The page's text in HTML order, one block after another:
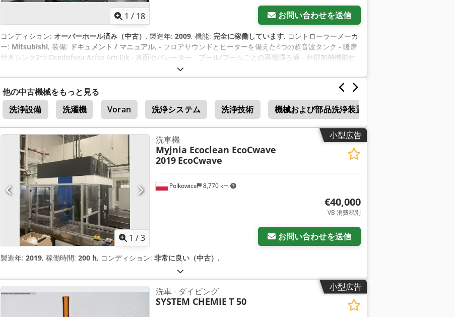
1 / 18 お問い合わせを送信
コンディション: オーバーホール済み（中古） , 製造年: 2009, 機能: 完全に稼働しています, コントローラーメーカ
ー: Mitsubishi, 装備: ドキュメント / マニュアル, - フロアサウンドとヒーターを備えた4つの超音波タンク - 暖房
付きシンク2つ Dcedpfsvu Acfsx Am Ejk - 表面セパレーター - プール/プールごとの再循環ろ過 - 外部加熱機能付
きの追加タンク - カーボンカートリッジを使用した脱イオン水接続 - 真空乾燥機 1台（予備ポンプ付） - 商品キャ
リアを自動的に移動させる搬送システム - 個々の輸送バスケットに対応する 12 個の物品キャリア - PLC制御三菱
他の中古機械をもっと見る
洗浄設備
洗濯機 Voran 洗浄システム 洗浄技術 機械および部品洗浄装置
小型広告
1 /3
Polkowice 8,770 km
洗車機
Myjnia Ecoclean EcoCwave
2019 EcoCwave
€40,000
VB 消費税別
お問い合わせを送信
製造年: 2019, 稼働時間: 200 h, コンディション: 非常に良い（中古） ,
小型広告
洗車 - ダイビング
SYSTEM CHEMIE T 50